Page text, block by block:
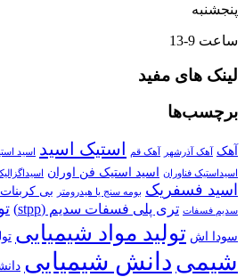
پنجشنبه
ساعت 9-13
لینک های مفید
برچسب‌ها
آهک آهک آذرشهر آهک قم استیک اسید اسید
اسیداستیک فناوران اسید استیک فن اوران
اسید فسفریک بومه سنج یا هیدرومتر بی
سدیم فسفات تری پلی فسفات سدیم (stpp)
سودا اش تولید مواد شیمیایی
شیمی دانش شیمیایی